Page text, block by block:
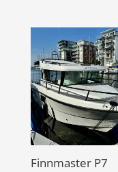
Finnmaster P7